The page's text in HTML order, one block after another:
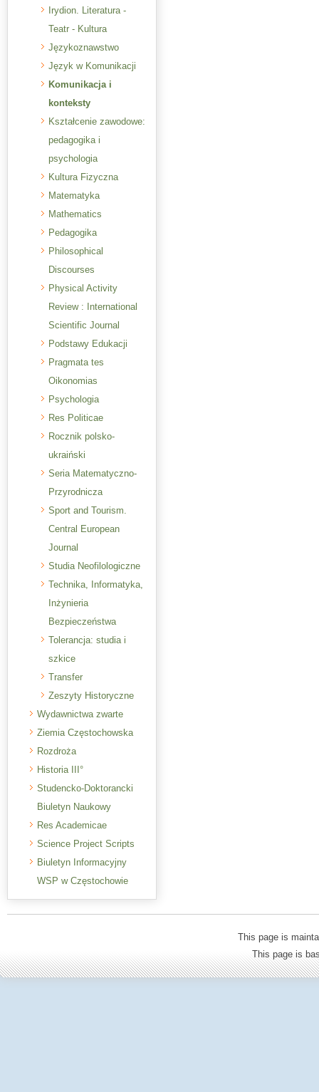
Irydion. Literatura -
Teatr - Kultura
Językoznawstwo
Język w Komunikacji
Komunikacja i
konteksty
Kształcenie zawodowe:
pedagogika i
psychologia
Kultura Fizyczna
Matematyka
Mathematics
Pedagogika
Philosophical
Discourses
Physical Activity
Review : International
Scientific Journal
Podstawy Edukacji
Pragmata tes
Oikonomias
Psychologia
Res Politicae
Rocznik polsko-
ukraiński
Seria Matematyczno-
Przyrodnicza
Sport and Tourism.
Central European
Journal
Studia Neofilologiczne
Technika, Informatyka,
Inżynieria
Bezpieczeństwa
Tolerancja: studia i
szkice
Transfer
Zeszyty Historyczne
Wydawnictwa zwarte
Ziemia Częstochowska
Rozdroża
Historia III°
Studencko-Doktorancki
Biuletyn Naukowy
Res Academicae
Science Project Scripts
Biuletyn Informacyjny
WSP w Częstochowie
This page is
This page is